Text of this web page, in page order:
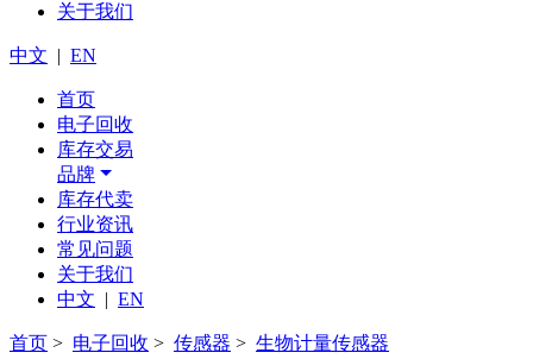
关于我们
中文 | EN
首页
电子回收
库存交易
品牌
库存代卖
行业资讯
常见问题
关于我们
中文 | EN
首页 > 电子回收 > 传感器 > 生物计量传感器